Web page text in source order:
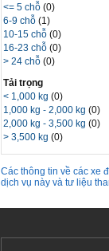
<= 5 chỗ(0)
6-9 chỗ(1)
10-15 chỗ(0)
16-23 chỗ(0)
> 24 chỗ(0)
Tải trọng
< 1,000 kg(0)
1,000 kg - 2,000 kg(0)
2,000 kg - 3,500 kg(0)
> 3,500 kg(0)
Các thông tin về các xe
dịch vụ này và tư liệu